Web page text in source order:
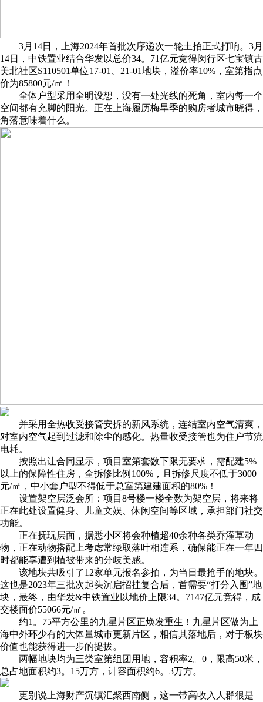
3月14日，上海2024年首批次序递次一轮土拍正式打响。3月
14日，中铁置业结合华发以总价34。71亿元竞得闵行区七宝镇古
美北社区S110501单位17-01、21-01地块，溢价率10%，室第指点
价为85800元/㎡！
全体户型采用全明设想，没有一处光线的死角，室内每一个
空间都有充脚的阳光。正在上海履历梅旱季的购房者城市晓得，
角落意味着什么。
并采用全热收受接管安拆的新风系统，连结室内空气清爽，
对室内空气起到过滤和除尘的感化。热量收受接管也为住户节流
电耗。
按照出让合同显示，项目室第套数下限无要求，需配建5%
以上的保障性住房，全拆修比例100%，且拆修尺度不低于3000
元/㎡，中小套户型不得低于总室第建建面积的80%！
设置架空层泛会所：项目8号楼一楼全数为架空层，将来将
正在此处设置健身、儿童文娱、休闲空间等区域，承担部门社交
功能。
正在抚玩层面，据悉小区将会种植超40余种各类乔灌草动
物，正在动物搭配上考虑常绿取落叶相连系，确保能正在一年四
时都能享遭到植被带来的分歧美感。
该地块共吸引了12家单元报名参拍，为当日最抢手的地块。
这也是2023年三批次起头沉启招挂复合后，首需要“打分入围”地
块，最终，由华发&中铁置业以地价上限34。7147亿元竞得，成
交楼面价55066元/㎡。
约1。75平方公里的九星片区正焕发重生！九星片区做为上
海中外环少有的大体量城市更新片区，相信其落地后，对于板块
价值也能获得进一步的提拔。
两幅地块均为三类室第组团用地，容积率2。0，限高50米，
总占地面积约3。15万方，计容面积约6。3万方。
更别说上海财产沉镇汇聚西南侧，这一带高收入人群很是